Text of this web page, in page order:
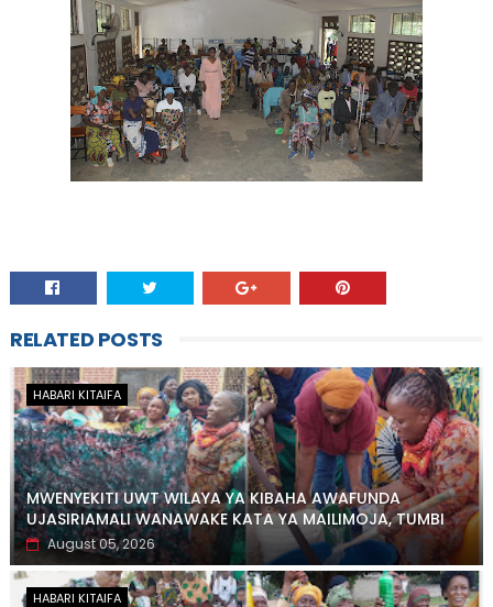
RELATED POSTS
HABARI KITAIFA
MWENYEKITI UWT WILAYA YA KIBAHA AWAFUNDA
UJASIRIAMALI WANAWAKE KATA YA MAILIMOJA, TUMBI
August 05, 2026
HABARI KITAIFA